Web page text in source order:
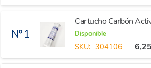
Nº 1
Cartucho Carbón
Disponible
SKU: 304106 6,25